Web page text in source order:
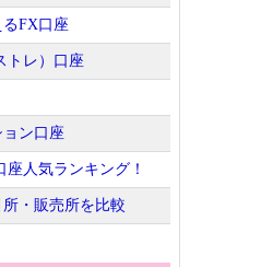
FX口座
トレ）口座
ン口座
人気ランキング！
・販売所を比較